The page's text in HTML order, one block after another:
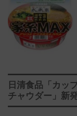
日清食品「カッ
チャウダー」新